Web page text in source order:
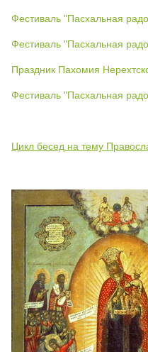
Фестиваль "Пасхальная
Фестиваль "Пасхальная
Праздник Пахомия
Фестиваль "Пасхальная
Цикл бесед на тему